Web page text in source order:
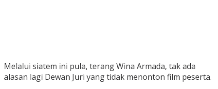
Melalui siatem ini pula, terang Wina Armada, tak ada
alasan lagi Dewan Juri yang tidak menonton film peserta.